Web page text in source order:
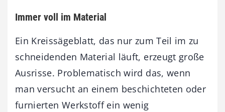
Immer voll im Material
Ein Kreissägeblatt, das nur zum Teil im zu
schneidenden Material läuft, erzeugt große
Ausrisse. Problematisch wird das, wenn
man versucht an einem beschichteten oder
furnierten Werkstoff ein wenig